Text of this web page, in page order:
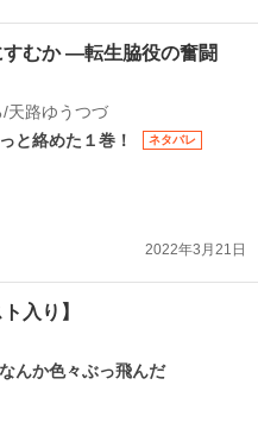
むか ―転生脇役の奮闘
天路ゆうつづ
と絡めた１巻！
ネタバレ
2022年3月21日
入り】
んか色々ぶっ飛んだ